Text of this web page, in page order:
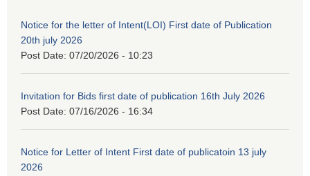
Notice for the letter of Intent(LOI) First date of Publication
20th july 2026
Post Date: 07/20/2026 - 10:23
Invitation for Bids first date of publication 16th July 2026
Post Date: 07/16/2026 - 16:34
Notice for Letter of Intent First date of publicatoin 13 july
2026